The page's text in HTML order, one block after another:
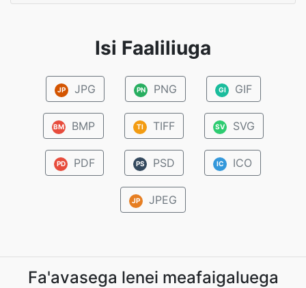
Isi Faaliliuga
JP JPG PN PNG GI GIF
BM BMP TI TIFF SV SVG
PD PDF PS PSD IC ICO
JP JPEG
Fa'avasega lenei meafaigaluega